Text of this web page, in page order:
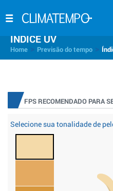
INDICE UV
Home Previsão do tempo
FPS RECOMENDADO PARA
Selecione sua tonalidade de